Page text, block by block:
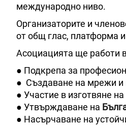
международно ниво.
Организаторите и
от общ глас, платформа
Асоциацията ще работи
● Подкрепа за
● Създаване на мрежи и
● Участие в изготвяне
● Утвърждаване на
● Насърчаване на